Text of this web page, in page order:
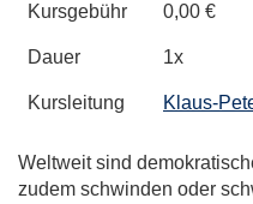
Kursgebühr 0,00 €
Dauer 1x
Kursleitung Klaus-
Weltweit sind
zudem schwinden oder